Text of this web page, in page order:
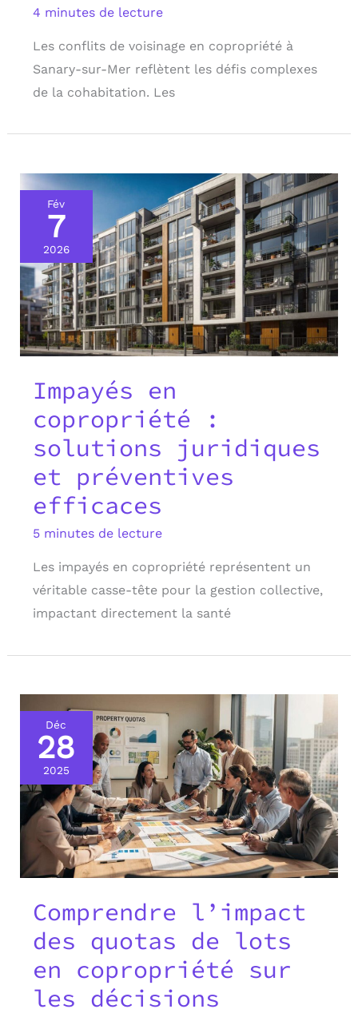
4 minutes de lecture
Les conflits de voisinage en copropriété à
Sanary-sur-Mer reflètent les défis complexes
de la cohabitation. Les
Fév
7
2026
Impayés en
copropriété :
solutions juridiques
et préventives
efficaces
5 minutes de lecture
Les impayés en copropriété représentent un
véritable casse-tête pour la gestion collective,
impactant directement la santé
Déc
28
2025
Comprendre l’impact
des quotas de lots
en copropriété sur
les décisions